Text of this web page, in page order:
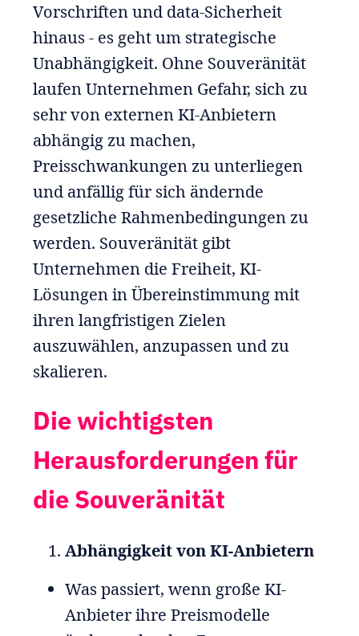
Vorschriften und data-Sicherheit
hinaus - es geht um strategische
Unabhängigkeit. Ohne Souveränität
laufen Unternehmen Gefahr, sich zu
sehr von externen KI-Anbietern
abhängig zu machen,
Preisschwankungen zu unterliegen
und anfällig für sich ändernde
gesetzliche Rahmenbedingungen zu
werden. Souveränität gibt
Unternehmen die Freiheit, KI-
Lösungen in Übereinstimmung mit
ihren langfristigen Zielen
auszuwählen, anzupassen und zu
skalieren.
Die wichtigsten
Herausforderungen für
die Souveränität
Abhängigkeit von KI-Anbietern
Was passiert, wenn große KI-
Anbieter ihre Preismodelle